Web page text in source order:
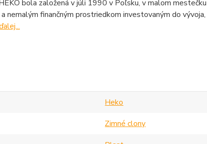
bola založená v júli 1990 v Poľsku, v malom
nemalým finančným prostriedkom investovaným do
Heko
Zimné clony